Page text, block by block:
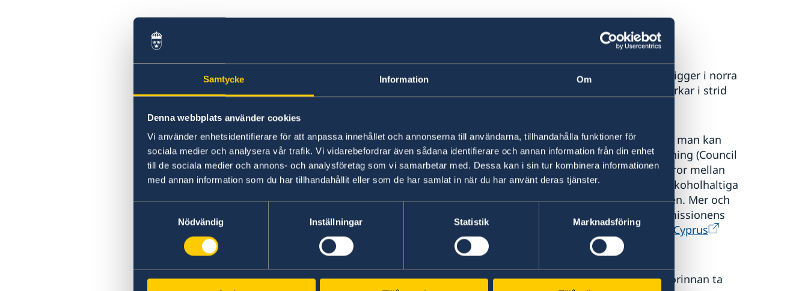
Samtycke Information Om
Denna webbplats använder cookies
Vi använder enhetsidentifierare för att anpassa innehållet och annonserna till användarna, tillhandahålla funktioner för
sociala medier och analysera vår trafik. Vi vidarebefordrar även sådana identifierare och annan information från din enhet
till de sociala medier och annons- och analysföretag som vi samarbetar med. Dessa kan i sin tur kombinera informationen
med annan information som du har tillhandahållit eller som de har samlat in när du har använt deras tjänster.
Nödvändig
Inställningar Statistik Marknadsföring
Gällande inresa till Cypern föreskriver Republiken Cypern att de två lagliga
inreseflygplatserna i landet är Larnaka och Pafos. Flygplatsen Ercan, som ligger i norra
Cypern och som har direktförbindelser enbart med flygplatser i Turkiet, verkar i strid
Övergång (till fots eller med bil) till eller från den norra sidan är möjlig om man kan
uppvisa giltigt EU-pass eller nationellt id-kort. EU:s s.k. Gröna linje-förordning (Council
Regulation 866/2004) anger villkoren för passage av personer och vissa varor mellan
öns båda delar. Det finns vidare regler för vilka mängder av tobaksvaror, alkoholhaltiga
drycker och andra varor som kan köpas och medföras över den gröna linjen. Mer och
uppdaterad information om förordningen finns på hemsidan för EU-kommissionens
representationskontor i Cypern:European Commission Representation in Cyprus
samt EU-kommissionens centrala hemsida:
Green Line Regulation
Hyrda bilar kan medföras till den norra delen, men det är viktigt att dessförinnan ta